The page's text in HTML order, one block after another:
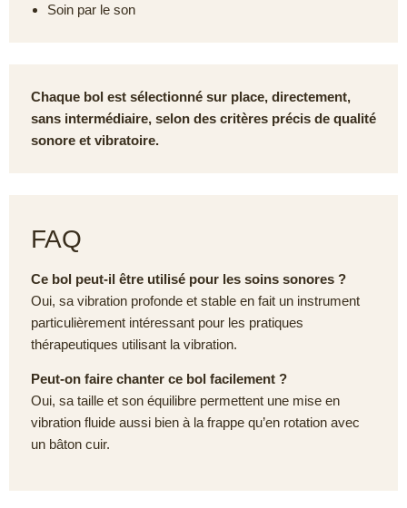
Soin par le son
Chaque bol est sélectionné sur place, directement,
sans intermédiaire, selon des critères précis de qualité
sonore et vibratoire.
FAQ
Ce bol peut-il être utilisé pour les soins sonores ?
Oui, sa vibration profonde et stable en fait un instrument
particulièrement intéressant pour les pratiques
thérapeutiques utilisant la vibration.
Peut-on faire chanter ce bol facilement ?
Oui, sa taille et son équilibre permettent une mise en
vibration fluide aussi bien à la frappe qu’en rotation avec
un bâton cuir.